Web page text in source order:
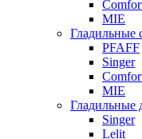
MIE
Гладильные
PFAFF
Singer
MIE
Гладильные
Singer
Lelit